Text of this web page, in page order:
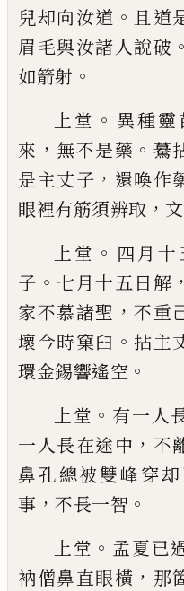
兒却向汝道 。 且道
眉毛與汝諸人說破 。
如箭射 。
上堂 。 異種靈
來 ， 無不是藥 。 驀
是主丈子 ， 還喚作
眼裡有筋須辨取 ，
上堂 。 四月十
子 。 七月十五日 解 ，
家不慕諸聖 ，不重
壞今時窠臼 。拈主
環金錫響遙空 。
上堂 。 有一人
一人長在途中 ， 不
鼻孔總被雙峰穿却
事 ， 不長一智 。
上堂 。 孟夏已
衲僧鼻直眼橫 ， 那